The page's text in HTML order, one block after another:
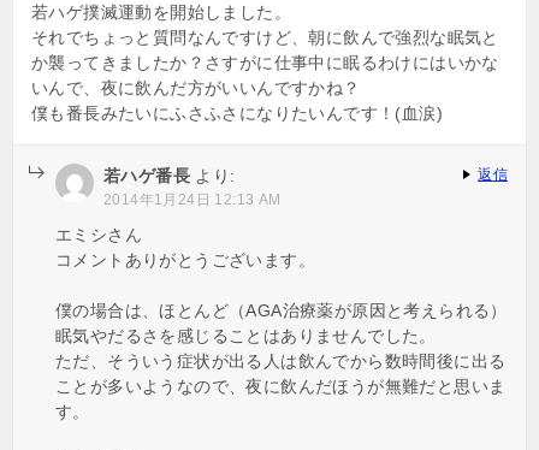
若ハゲ撲滅運動を開始しました。
それでちょっと質問なんですけど、朝に飲んで強烈な眠気と
か襲ってきましたか？さすがに仕事中に眠るわけにはいかな
いんで、夜に飲んだ方がいいんですかね？
僕も番長みたいにふさふさになりたいんです！(血涙)
若ハゲ番長 より:
2014年1月24日 12:13 AM
エミシさん
コメントありがとうございます。
僕の場合は、ほとんど（AGA治療薬が原因と考えられる）
眠気やだるさを感じることはありませんでした。
ただ、そういう症状が出る人は飲んでから数時間後に出る
ことが多いようなので、夜に飲んだほうが無難だと思いま
す。
返信